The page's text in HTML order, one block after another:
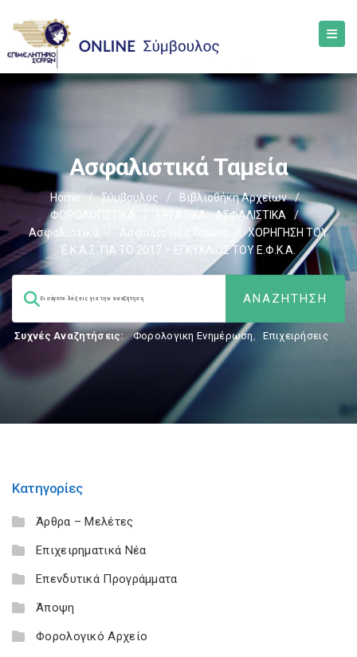
Ασφαλιστικά Ταμεία
Home / Σύμβουλος / Βιβλιοθήκη Αρχείων
/
ΦΟΡΟΛΟΓΙΣΤΙΚΑ
ΕΡΓΑΤΙΚΑ - ΑΣΦΑΛΙΣΤΙΚΑ
/
Ασφαλιστικά
/ Ασφαλιστικά Ταμεία
ΧΟΡΗΓΗΣΗ ΤΟΥ
Ε.Κ.Α.Σ. ΓΙΑ ΤΟ 2017 – ΕΓΚΥΚΛΙΟΣ ΤΟΥ Ε.Φ.Κ.Α.
Συχνές Αναζητήσεις: Φορολογικη Ενημέρωση, Επιχειρήσεις
Κατηγορίες
Άρθρα – Μελέτες
Επιχειρηματικά Νέα
Επενδυτικά Προγράμματα
Άποψη
Φορολογικό Αρχείο